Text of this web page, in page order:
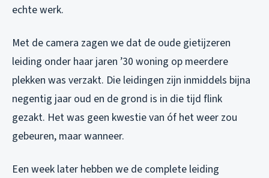
echte werk.
Met de camera zagen we dat de oude gietijzeren
leiding onder haar jaren ’30 woning op meerdere
plekken was verzakt. Die leidingen zijn inmiddels bijna
negentig jaar oud en de grond is in die tijd flink
gezakt. Het was geen kwestie van óf het weer zou
gebeuren, maar wanneer.
Een week later hebben we de complete leiding